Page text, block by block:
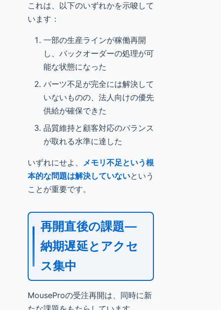
これは、以下のいずれかを示唆して
います：
一部の生産ラインが稼働再開
し、バックオーダーの処理が可
能な状態になった
パーツ不足が完全には解決して
いないものの、法人向けの優先
供給が確保できた
品質維持と顧客対応のバランス
が取れる水準に達した
いずれにせよ、 メモリ不足という根
本的な問題は解決していないという
ことが重要です。
再開直後の課題—
納期遅延とアクセ
ス集中
MouseProの受注再開は、同時に新